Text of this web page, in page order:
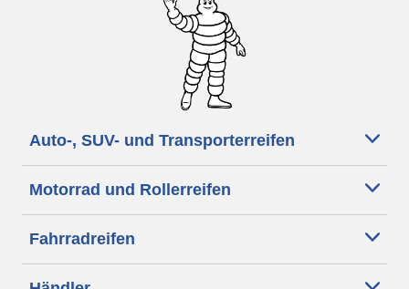
Auto-, SUV- und Transporterreifen
Motorrad und Rollerreifen
Fahrradreifen